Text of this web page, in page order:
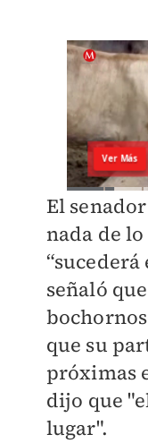
El
nada de
señaló
que su
próximas
dijo que
lugar".